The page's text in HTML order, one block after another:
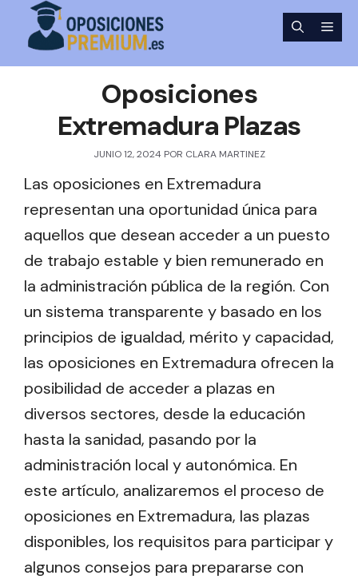
Saltar
contenido
Oposiciones
Extremadura Plazas
JUNIO 12, 2024 POR CLARA MARTINEZ
Las oposiciones en Extremadura
representan una oportunidad única para
aquellos que desean acceder a un puesto
de trabajo estable y bien remunerado en
la administración pública de la región. Con
un sistema transparente y basado en los
principios de igualdad, mérito y capacidad,
las oposiciones en Extremadura ofrecen la
posibilidad de acceder a plazas en
diversos sectores, desde la educación
hasta la sanidad, pasando por la
administración local y autonómica. En
este artículo, analizaremos el proceso de
oposiciones en Extremadura, las plazas
disponibles, los requisitos para participar y
algunos consejos para prepararse con